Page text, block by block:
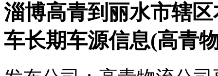
淄博高青到丽水市辖
车长期车源信息(高青